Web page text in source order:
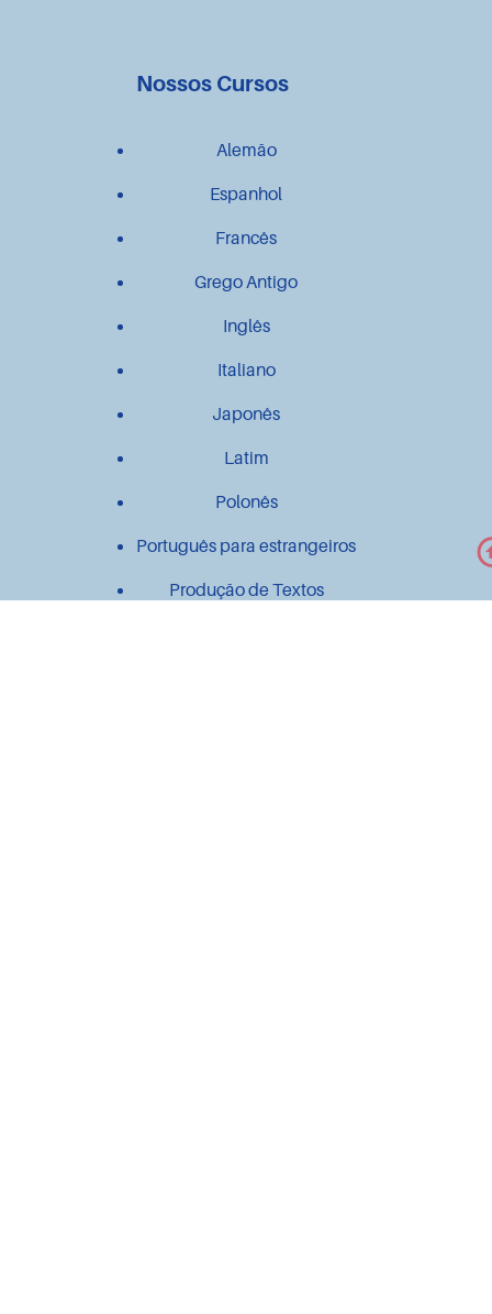
Nossos Cursos
Alemão
Espanhol
Francês
Grego Antigo
Inglês
Italiano
Japonês
Latim
Polonês
Português para estrangeiros
Produção de Textos